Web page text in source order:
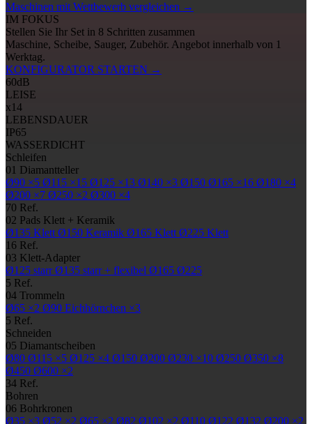
Maschinen mit Wettbewerb vergleichen →
IM FOKUS
Stellen Sie Ihr Set in 8 Schritten zusammen
Maschine, Scheibe, Sauger, Zubehör. Angebot innerhalb von 1
Werktag.
KONFIGURATOR STARTEN →
60dB
LEISE
x14
LEBENSDAUER
IP65
WASSERDICHT
Schleifen
01 Diamantteller
Ø90 ×5 Ø115 ×15 Ø125 ×13 Ø140 ×3 Ø150 Ø165 ×16 Ø180 ×4
Ø200 ×7 Ø250 ×2 Ø300 ×4
70 Ref.
02 Pads Klett + Keramik
Ø135 Klett Ø150 Keramik Ø165 Klett Ø225 Klett
16 Ref.
03 Klett-Adapter
Ø125 starr Ø135 starr + flexibel Ø165 Ø225
5 Ref.
04 Trommeln
Ø65 ×2 Ø90 Eichhörnchen ×3
5 Ref.
Schneiden
05 Diamantscheiben
Ø80 Ø115 ×5 Ø125 ×4 Ø150 Ø200 Ø230 ×10 Ø250 Ø350 ×8
Ø450 Ø600 ×2
34 Ref.
Bohren
06 Bohrkronen
Ø35 ×3 Ø52 ×2 Ø65 ×2 Ø82 Ø102 ×2 Ø110 Ø122 Ø132 Ø200 ×2